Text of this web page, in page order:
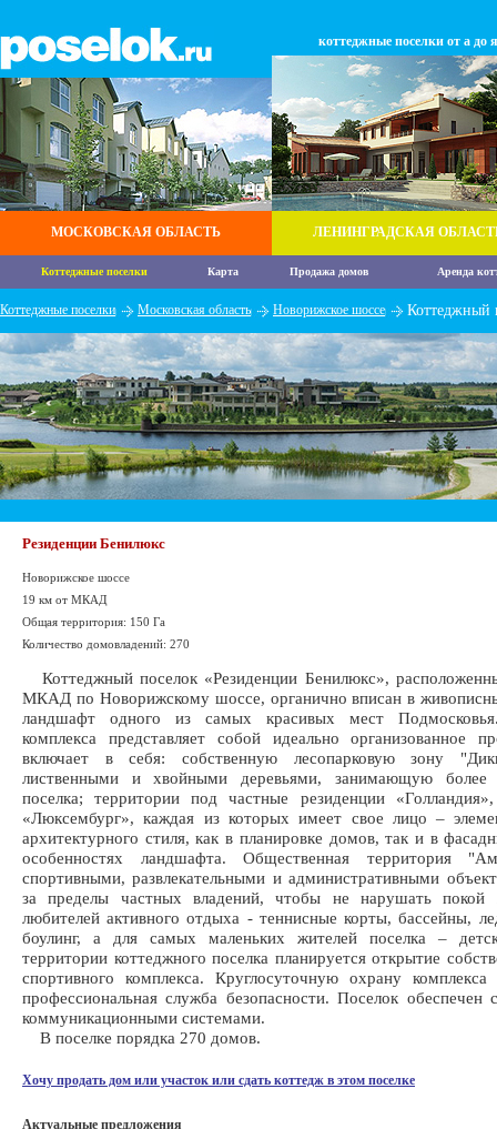
МОСКОВСКАЯ ОБЛАСТЬ
коттеджные поселки от а до я
ЛЕНИНГРАДСКАЯ
Коттеджные поселки Карта Продажа домов Аренда
Коттеджные поселки Московская область Новорижское шоссе Коттеджный
Резиденции Бенилюкс
Новорижское шоссе
19 км от МКАД
Общая территория: 150 Га
Количество домовладений: 270
Коттеджный поселок «Резиденции Бенилюкс»,
МКАД по Новорижскому шоссе, органично вписан в
ландшафт одного из самых красивых мест
комплекса представляет собой идеально организованное
включает в себя: собственную лесопарковую зону
лиственными и хвойными деревьями, занимающую
поселка; территории под частные резиденции
«Люксембург», каждая из которых имеет свое лицо –
архитектурного стиля, как в планировке домов, так и в
особенностях ландшафта. Общественная территория
спортивными, развлекательными и административными
за пределы частных владений, чтобы не нарушать покой
любителей активного отдыха - теннисные корты, бассейны,
боулинг, а для самых маленьких жителей поселка –
территории коттеджного поселка планируется открытие
спортивного комплекса. Круглосуточную охрану комплекса
профессиональная служба безопасности. Поселок обеспечен
коммуникационными системами.
В поселке порядка 270 домов.
Хочу продать дом или участок или сдать коттедж в этом поселке
Актуальные предложения